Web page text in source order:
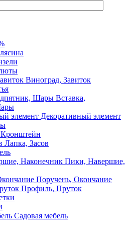
Виноград, Завиток
Вставка,
Декоративный элемент
Кронштейн
Лапка, Засов
Пики, Навершие,
Поручень, Окончание
Профиль, Пруток
Садовая мебель